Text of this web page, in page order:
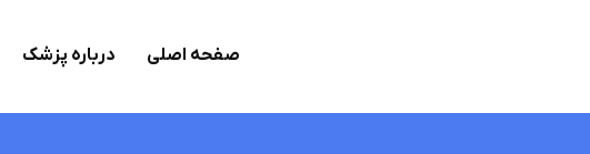
صفحه اصلی درباره پزشک